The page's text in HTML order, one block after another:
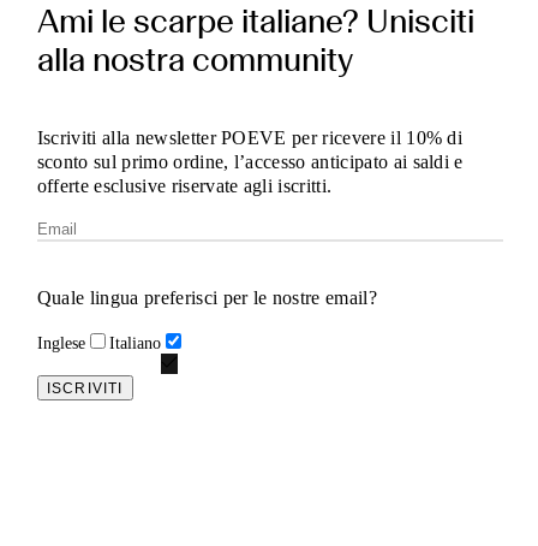
Ami le scarpe italiane? Unisciti
alla nostra community
Iscriviti alla newsletter POEVE per ricevere il 10% di
sconto sul primo ordine, l’accesso anticipato ai saldi e
offerte esclusive riservate agli iscritti.
Quale lingua preferisci per le nostre email?
Inglese Italiano
ISCRIVITI